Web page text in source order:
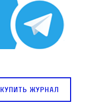
купить журнал